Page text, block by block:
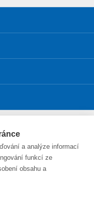
a analýze informací
funkcí ze
obsahu a